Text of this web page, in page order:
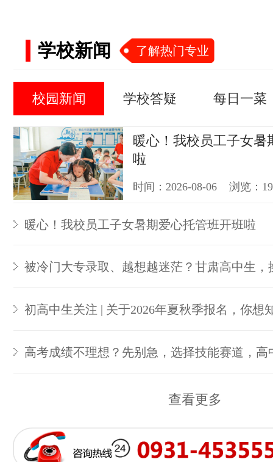
学校新闻 了解热门专业
校园新闻 学校答疑 每日一菜
暖心！我校员工子女暑
啦
时间：2026-08-06 浏览：
暖心！我校员工子女暑期爱心托管班开班啦
被冷门大专录取、越想越迷茫？甘肃高中生，
初高中生关注 | 关于2026年夏秋季报名，你想
高考成绩不理想？先别急，选择技能赛道，高
查看更多